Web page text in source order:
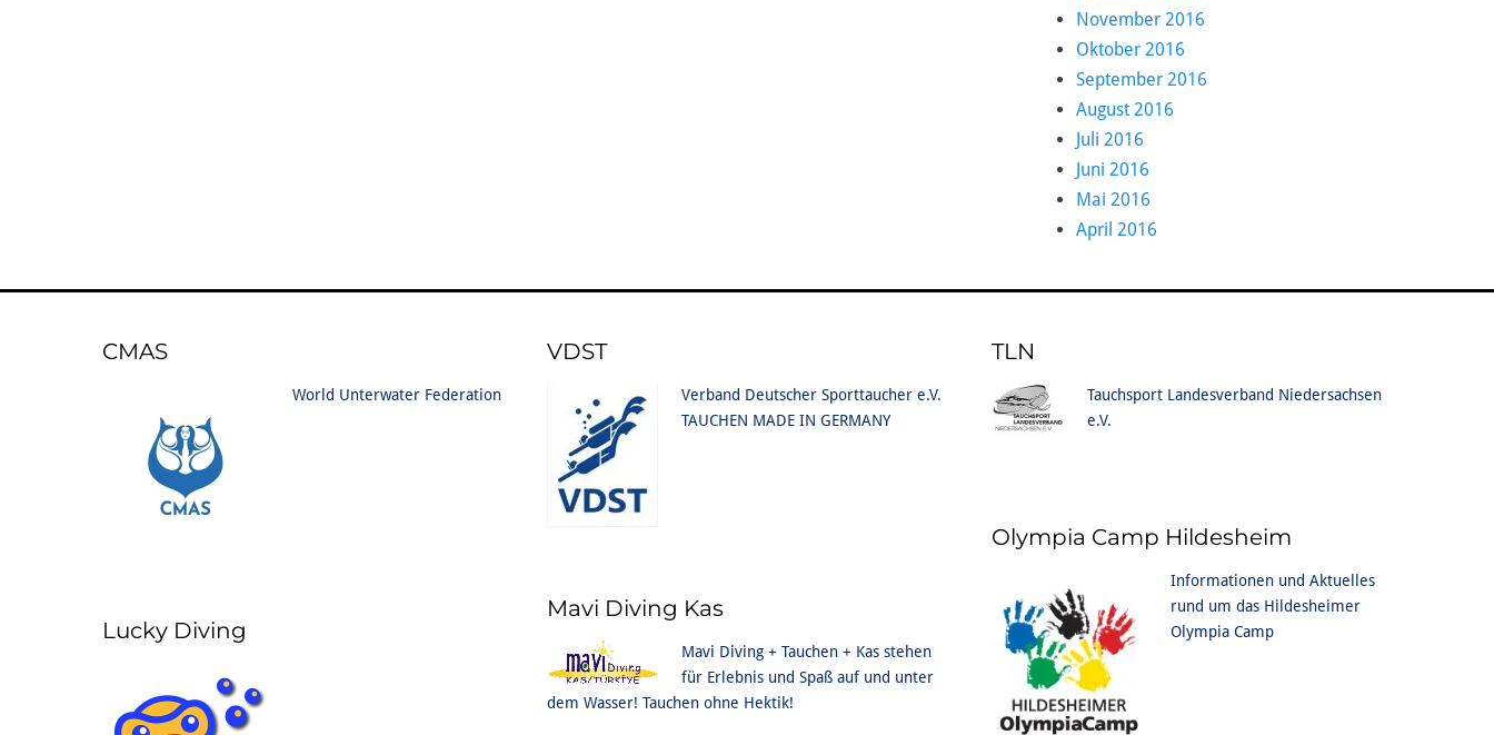
November 2016
Oktober 2016
September 2016
August 2016
Juli 2016
Juni 2016
Mai 2016
April 2016
CMAS
World Unterwater Federation
Lucky Diving
VDST
Verband Deutscher Sporttaucher e.V.
TAUCHEN MADE IN GERMANY
Mavi Diving Kas
Mavi Diving + Tauchen + Kas stehen
für Erlebnis und Spaß auf und unter
dem Wasser! Tauchen ohne Hektik!
TLN
Tauchsport Landesverband Niedersachsen
e.V.
Olympia Camp Hildesheim
Informationen und Aktuelles
rund um das Hildesheimer
Olympia Camp